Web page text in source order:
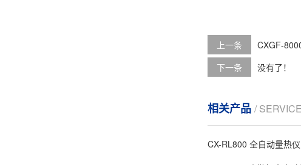
上一条
CXGF-
下一条
没有了！
相关产品 / SERVICE
CX-RL800 全自动量热仪